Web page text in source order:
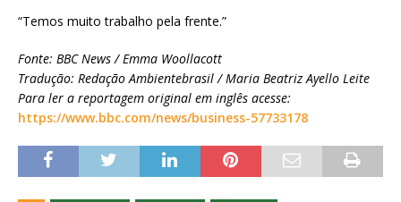
“Temos muito trabalho pela frente.”
Fonte: BBC News / Emma Woollacott
Tradução: Redação Ambientebrasil / Maria Beatriz Ayello Leite
Para ler a reportagem original em inglês acesse:
https://www.bbc.com/news/business-57733178